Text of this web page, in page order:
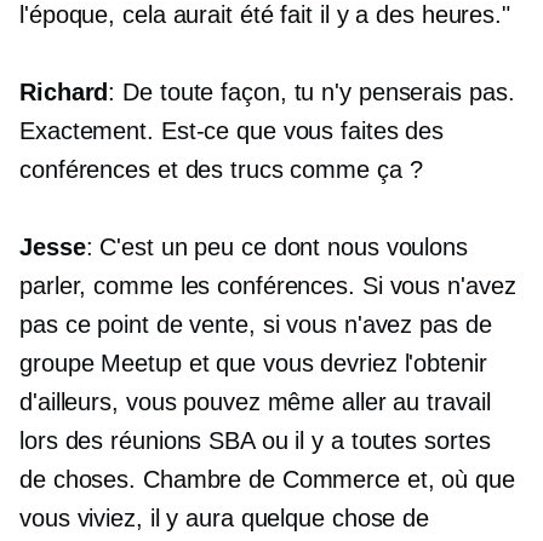
l'époque, cela aurait été fait il y a des heures."
Richard: De toute façon, tu n'y penserais pas.
Exactement. Est-ce que vous faites des
conférences et des trucs comme ça ?
Jesse: C'est un peu ce dont nous voulons
parler, comme les conférences. Si vous n'avez
pas ce point de vente, si vous n'avez pas de
groupe Meetup et que vous devriez l'obtenir
d'ailleurs, vous pouvez même aller au travail
lors des réunions SBA ou il y a toutes sortes
de choses. Chambre de Commerce et, où que
vous viviez, il y aura quelque chose de